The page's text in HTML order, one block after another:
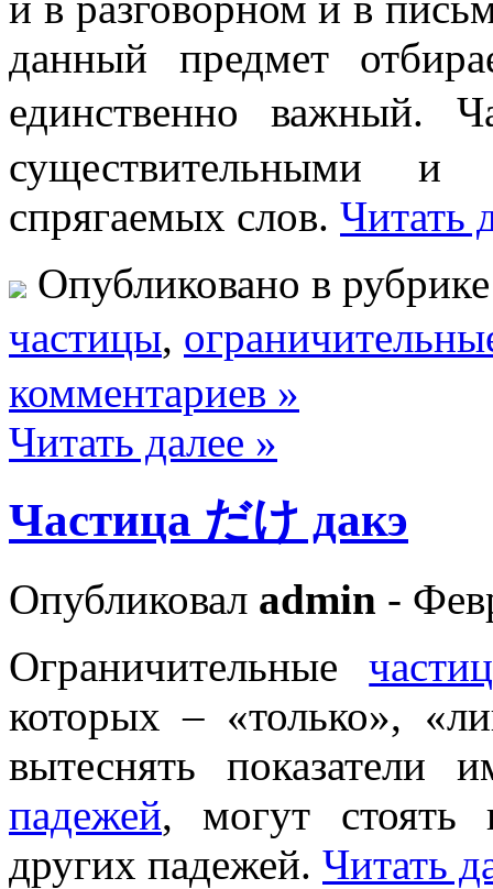
данный предмет
единственно
существительными
спрягаемых слов. Читать
Опубликовано в
частицы,
комментариев »
Читать далее »
Частица だけ дакэ
Опубликовал admin -
Ограничительные
которых – «только»,
вытеснять показатели
падежей, могут стоять
других падежей. Читать